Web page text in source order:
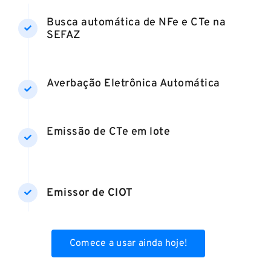
Busca automática de NFe e CTe na
SEFAZ
Averbação Eletrônica Automática
Emissão de CTe em lote
Emissor de CIOT
Comece a usar ainda hoje!